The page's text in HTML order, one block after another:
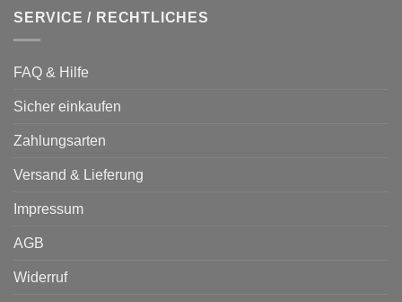
SERVICE / RECHTLICHES
FAQ & Hilfe
Sicher einkaufen
Zahlungsarten
Versand & Lieferung
Impressum
AGB
Widerruf